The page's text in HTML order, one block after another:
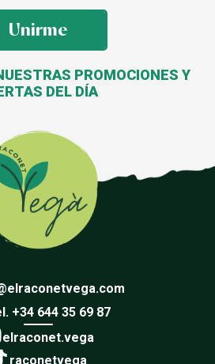
Unirme
PROMOCIONES Y
DEL DÍA
+34 644 35 69 87
elraconet.vega
raconetvega